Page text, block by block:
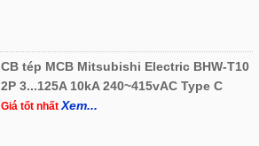
CB tép MCB Mitsubishi Electric BHW-T10
2P 3...125A 10kA 240~415vAC Type C
Giá tốt nhấtXem...